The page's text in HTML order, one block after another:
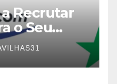
Recrutar
o Seu